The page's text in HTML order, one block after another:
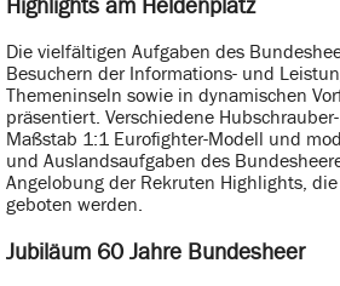
Highlights am Heldenplatz
Die vielfältigen Aufgaben des
Besuchern der Informations- und
Themeninseln sowie in dynamischen
präsentiert. Verschiedene
Maßstab 1:1 Eurofighter-Modell und
und Auslandsaufgaben des
Angelobung der Rekruten Highlights,
geboten werden.
Jubiläum 60 Jahre Bundesheer